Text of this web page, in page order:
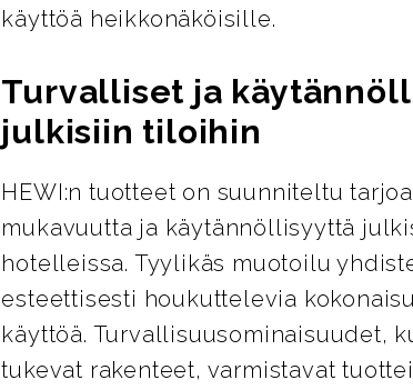
käyttöä heikkonäköisille.
Turvalliset ja
julkisiin tiloihin
HEWI:n tuotteet on suunniteltu
mukavuutta ja käytännöllisyyttä
hotelleissa. Tyylikäs muotoilu
esteettisesti houkuttelevia
käyttöä. Turvallisuusominaisuudet,
tukevat rakenteet, varmistavat